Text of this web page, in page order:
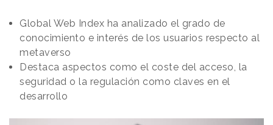
Global Web Index ha analizado el grado de
conocimiento e interés de los usuarios respecto al
metaverso
Destaca aspectos como el coste del acceso, la
seguridad o la regulación como claves en el
desarrollo